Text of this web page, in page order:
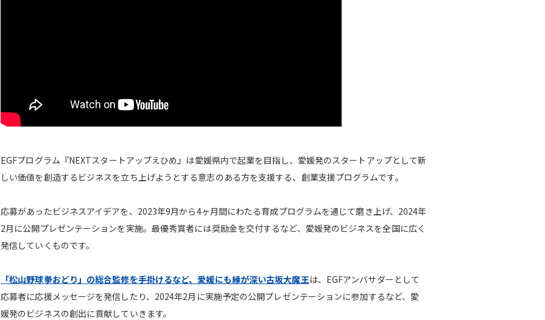
EGFプログラム『NEXTスタートアップえひめ』は愛媛県内で起業を目指し、愛媛発のスタートアップとして新
しい価値を創造するビジネスを立ち上げようとする意志のある方を支援する、創業支援プログラムです。
応募があったビジネスアイデアを、2023年9月から4ヶ月間にわたる育成プログラムを通じて磨き上げ、2024年
2月に公開プレゼンテーションを実施。最優秀賞者には奨励金を交付するなど、愛媛発のビジネスを全国に広く
発信していくものです。
「松山野球拳おどり」の総合監修を手掛けるなど、愛媛にも縁が深い古坂大魔王は、EGFアンバサダーとして
応募者に応援メッセージを発信したり、2024年2月に実施予定の公開プレゼンテーションに参加するなど、愛
媛発のビジネスの創出に貢献していきます。